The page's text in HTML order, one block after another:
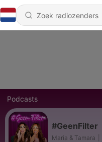
Podcasts
#GeenFilter
Maria & Tamara